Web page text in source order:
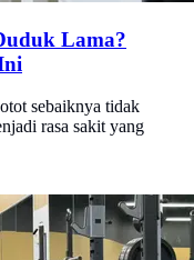
Lama?
sebaiknya tidak
rasa sakit yang